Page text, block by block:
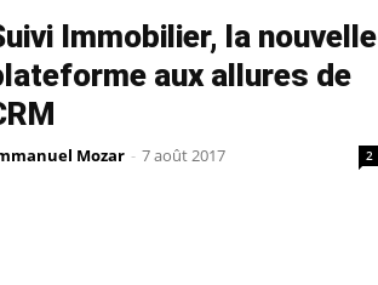
Immobilier, la nouvelle
aux allures de
Mozar - 7 août 2017 2